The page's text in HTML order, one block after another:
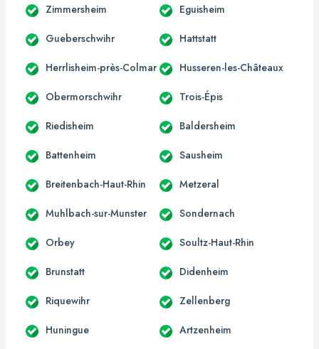
Zimmersheim Eguisheim
Gueberschwihr Hattstatt
Herrlisheim-près-Colmar Husseren-les-Châteaux
Obermorschwihr Trois-Épis
Riedisheim Baldersheim
Battenheim Sausheim
Breitenbach-Haut-Rhin Metzeral
Muhlbach-sur-Munster Sondernach
Orbey Soultz-Haut-Rhin
Brunstatt Didenheim
Riquewihr Zellenberg
Huningue Artzenheim